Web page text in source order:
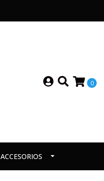
0
ACCESORIOS